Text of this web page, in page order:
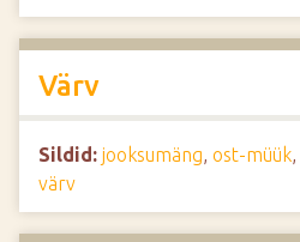
Värv
Sildid: jooksumäng, ost-müük,
värv